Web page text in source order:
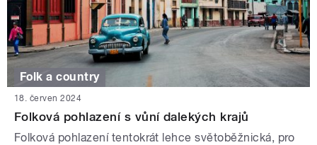
Folk a country
18. červen 2024
Folková pohlazení s vůní dalekých krajů
Folková pohlazení tentokrát lehce světoběžnická, pro